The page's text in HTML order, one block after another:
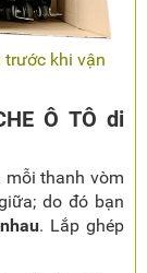
trước khi vận
Ô TÔ di
mỗi thanh vòm
do đó bạn
. Lắp ghép